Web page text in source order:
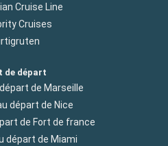
Cruise Line
Cruises
de départ
de Marseille
départ de Nice
de Fort de france
départ de Miami